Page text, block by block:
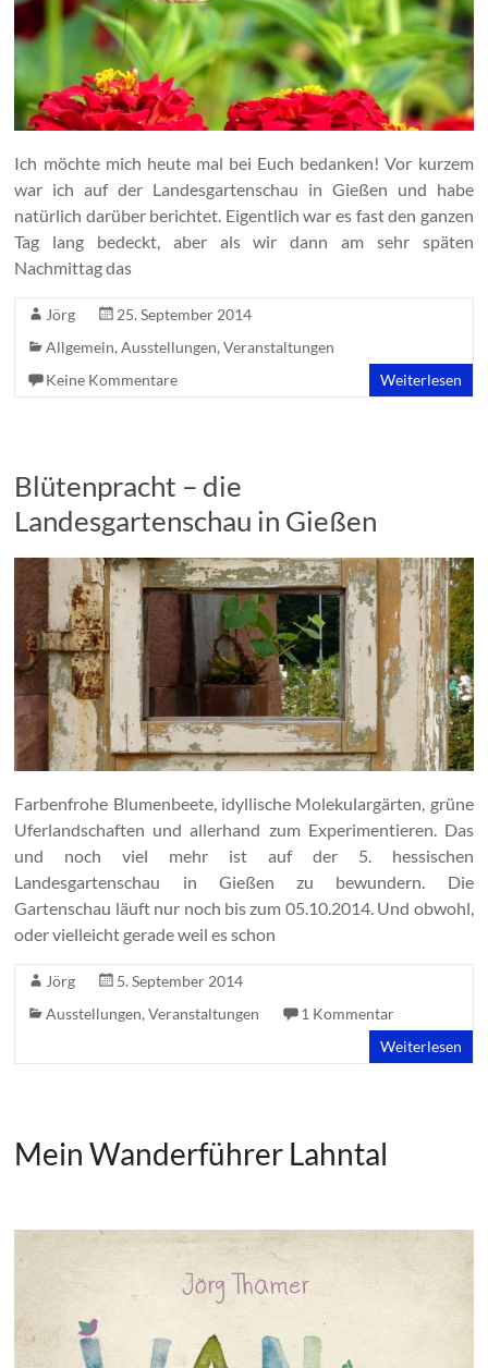
Ich möchte mich heute mal bei Euch bedanken! Vor kurzem
war ich auf der Landesgartenschau in Gießen und habe
natürlich darüber berichtet. Eigentlich war es fast den ganzen
Tag lang bedeckt, aber als wir dann am sehr späten
Nachmittag das
Jörg
25. September 2014
Allgemein,Ausstellungen,Veranstaltungen
Keine Kommentare
Weiterlesen
Blütenpracht – die
Landesgartenschau in Gießen
Farbenfrohe Blumenbeete, idyllische Molekulargärten, grüne
Uferlandschaften und allerhand zum Experimentieren. Das
und noch viel mehr ist auf der 5. hessischen
Landesgartenschau in Gießen zu bewundern. Die
Gartenschau läuft nur noch bis zum 05.10.2014. Und obwohl,
oder vielleicht gerade weil es schon
Jörg
5. September 2014
Ausstellungen,Veranstaltungen
1 Kommentar
Weiterlesen
Mein Wanderführer Lahntal